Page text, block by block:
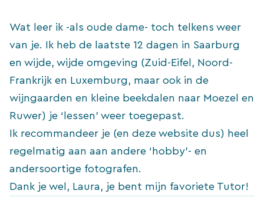
Wat leer ik -als oude dame- toch telkens weer
van je. Ik heb de laatste 12 dagen in Saarburg
en wijde, wijde omgeving (Zuid-Eifel, Noord-
Frankrijk en Luxemburg, maar ook in de
wijngaarden en kleine beekdalen naar Moezel en
Ruwer) je ‘lessen’ weer toegepast.
Ik recommandeer je (en deze website dus) heel
regelmatig aan aan andere ‘hobby’- en
andersoortige fotografen.
Dank je wel, Laura, je bent mijn favoriete Tutor!